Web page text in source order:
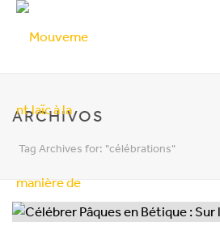
ARCHIVOS
Tag Archives for: "célébrations"